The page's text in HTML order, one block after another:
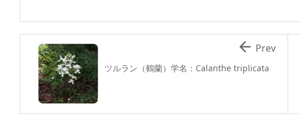
ツルラン（鶴蘭）学名：Calanthe triplicata
 Prev